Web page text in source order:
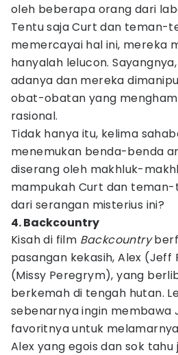
oleh beberapa orang dari
Tentu saja Curt dan teman-
memercayai hal ini, mereka
hanyalah lelucon.
adanya dan mereka
obat-obatan yang
rasional.
Tidak hanya itu, kelima
menemukan benda-benda
diserang oleh makhluk-
mampukah Curt dan
dari serangan misterius ini?
4. Backcountry
Kisah di film Backcountry
pasangan kekasih, Alex (Jeff
(Missy Peregrym), yang
berkemah di tengah hutan.
sebenarnya ingin membawa
favoritnya untuk
Alex yang egois dan sok